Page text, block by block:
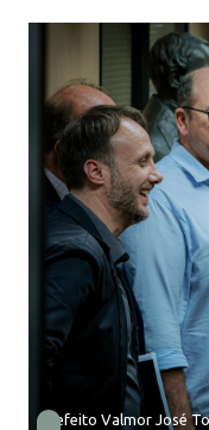
Prefeito Valmor José